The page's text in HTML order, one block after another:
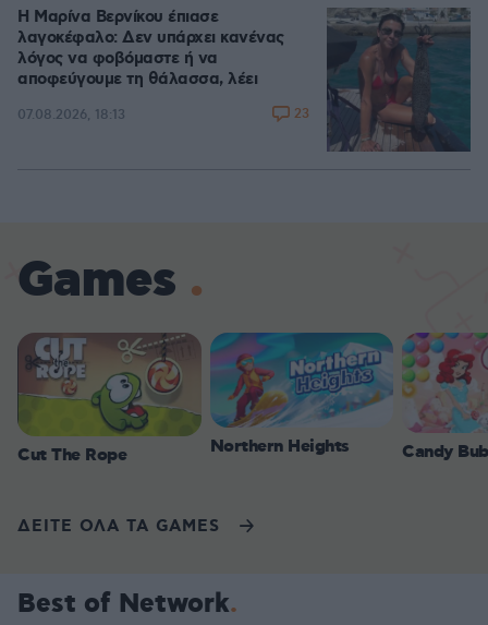
Η Μαρίνα Βερνίκου έπιασε
λαγοκέφαλο: Δεν υπάρχει κανένας
λόγος να φοβόμαστε ή να
αποφεύγουμε τη θάλασσα, λέει
07.08.2026, 18:13 23
Games
Cut The Rope Northern Heights Candy
ΔΕΙΤΕ ΟΛΑ ΤΑ GAMES
Best of Network